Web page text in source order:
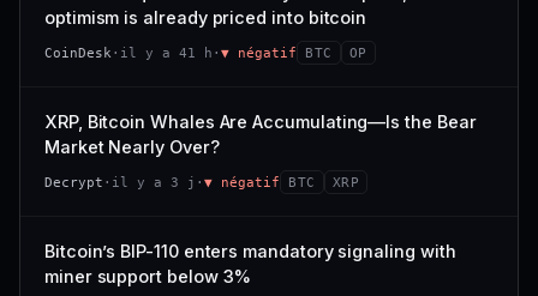
CONFIANCE
VAR. 7 J VAR. 30 J
CONFIANCE
momentum 24 h dégradé (+0,0 %), volume 24 h atone
(0,9 % de sa capitalisation échangés).
538 M$ 4,7 M$
−2,9 % −1,9 %
−50,0 % #93
optimism is already priced into bitcoin
CoinDesk · il y a 41 h · ▼ négatif BTC OP
XRP, Bitcoin Whales Are Accumulating—Is the Bear
Market Nearly Over?
Decrypt · il y a 3 j · ▼ négatif BTC XRP
Bitcoin’s BIP-110 enters mandatory signaling with
miner support below 3%